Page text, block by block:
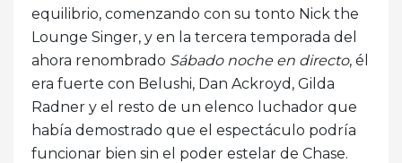
equilibrio, comenzando con su tonto Nick the
Lounge Singer, y en la tercera temporada del
ahora renombrado Sábado noche en directo, él
era fuerte con Belushi, Dan Ackroyd, Gilda
Radner y el resto de un elenco luchador que
había demostrado que el espectáculo podría
funcionar bien sin el poder estelar de Chase.